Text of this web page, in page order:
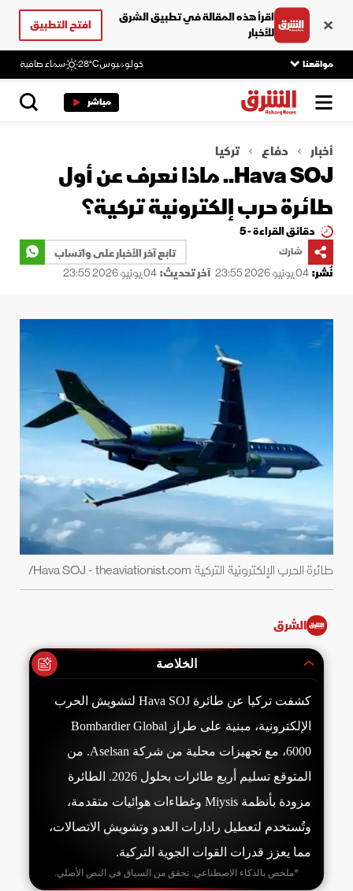
اقرأ هذه المقالة في تطبيق الشرق
للأخبار
افتح التطبيق
مواقعنا كولومبوس28°C سماء صافية
مباشر
أخبار دفاع تركيا
Hava SOJ.. ماذا نعرف عن أول
طائرة حرب إلكترونية تركية؟
دقائق القراءة - 5
شارك
تابع آخر الأخبار على واتساب
نُشر:04 يونيو 2026 23:55 آخر تحديث:04 يونيو 2026 23:55
طائرة الحرب الإلكترونية التركية Hava SOJ - theaviationist.com/
الشرق
الخلاصة
كشفت تركيا عن طائرة Hava SOJ لتشويش الحرب
الإلكترونية، مبنية على طراز Bombardier Global
6000، مع تجهيزات محلية من شركة Aselsan. من
المتوقع تسليم أربع طائرات بحلول 2026. الطائرة
مزودة بأنظمة Miysis وغطاءات هوائيات متقدمة،
وتُستخدم لتعطيل رادارات العدو وتشويش الاتصالات،
مما يعزز قدرات القوات الجوية التركية.
*ملخص بالذكاء الاصطناعي. تحقق من السياق في النص الأصلي.